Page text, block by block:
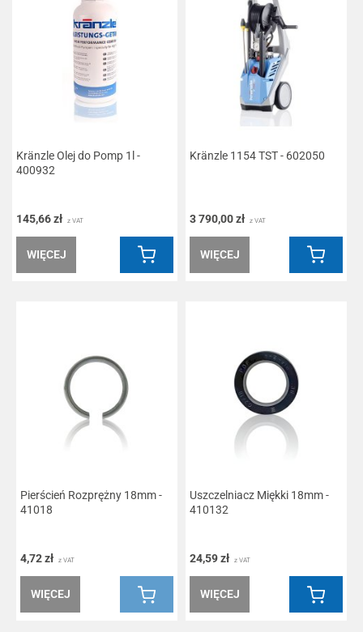
Kränzle Olej do Pomp 1l -
400932
145,66 zł z VAT
WIĘCEJ
Kränzle 1154 TST - 602050
3 790,00 zł z VAT
WIĘCEJ
Pierścień Rozprężny 18mm -
41018
4,72 zł z VAT
WIĘCEJ
Uszczelniacz Miękki 18mm -
410132
24,59 zł z VAT
WIĘCEJ